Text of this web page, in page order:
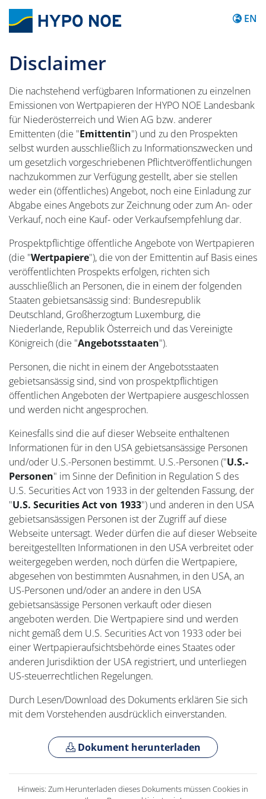
EN
Disclaimer
Die nachstehend verfügbaren Informationen zu einzelnen
Emissionen von Wertpapieren der HYPO NOE Landesbank
für Niederösterreich und Wien AG bzw. anderer
Emittenten (die "Emittentin") und zu den Prospekten
selbst wurden ausschließlich zu Informationszwecken und
um gesetzlich vorgeschriebenen Pflichtveröffentlichungen
nachzukommen zur Verfügung gestellt, aber sie stellen
weder ein (öffentliches) Angebot, noch eine Einladung zur
Abgabe eines Angebots zur Zeichnung oder zum An- oder
Verkauf, noch eine Kauf- oder Verkaufsempfehlung dar.
Prospektpflichtige öffentliche Angebote von Wertpapieren
(die "Wertpapiere"), die von der Emittentin auf Basis eines
veröffentlichten Prospekts erfolgen, richten sich
ausschließlich an Personen, die in einem der folgenden
Staaten gebietsansässig sind: Bundesrepublik
Deutschland, Großherzogtum Luxemburg, die
Niederlande, Republik Österreich und das Vereinigte
Königreich (die "Angebotsstaaten").
Personen, die nicht in einem der Angebotsstaaten
gebietsansässig sind, sind von prospektpflichtigen
öffentlichen Angeboten der Wertpapiere ausgeschlossen
und werden nicht angesprochen.
Keinesfalls sind die auf dieser Webseite enthaltenen
Informationen für in den USA gebietsansässige Personen
und/oder U.S.-Personen bestimmt. U.S.-Personen ("U.S.-
Personen" im Sinne der Definition in Regulation S des
U.S. Securities Act von 1933 in der geltenden Fassung, der
"U.S. Securities Act von 1933") und anderen in den USA
gebietsansässigen Personen ist der Zugriff auf diese
Webseite untersagt. Weder dürfen die auf dieser Webseite
bereitgestellten Informationen in den USA verbreitet oder
weitergegeben werden, noch dürfen die Wertpapiere,
abgesehen von bestimmten Ausnahmen, in den USA, an
US-Personen und/oder an andere in den USA
gebietsansässige Personen verkauft oder diesen
angeboten werden. Die Wertpapiere sind und werden
nicht gemäß dem U.S. Securities Act von 1933 oder bei
einer Wertpapieraufsichtsbehörde eines Staates oder
anderen Jurisdiktion der USA registriert, und unterliegen
US-steuerrechtlichen Regelungen.
Durch Lesen/Download des Dokuments erklären Sie sich
mit dem Vorstehenden ausdrücklich einverstanden.
Dokument herunterladen
Hinweis: Zum Herunterladen dieses Dokuments müssen Cookies in